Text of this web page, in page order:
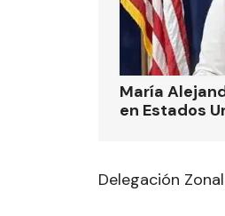
María
en Estados
Delegación